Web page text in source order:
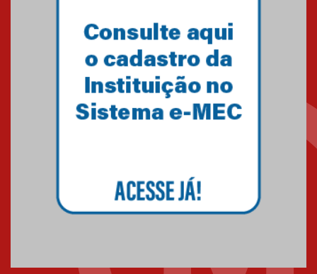
Primeiro culto do ano ressalta o
27.02.2026